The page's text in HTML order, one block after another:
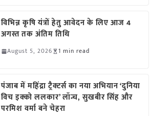
विभिन्न कृषि यंत्रों हेतु आवेदन के लिए आज 4
अगस्त तक अंतिम तिथि
August 5, 2026 1 min read
पंजाब में महिंद्रा ट्रैक्टर्स का नया अभियान ‘दुनिया
विच इक्को ललकार’ लॉन्च, सुखबीर सिंह और
परमिश वर्मा बने चेहरा